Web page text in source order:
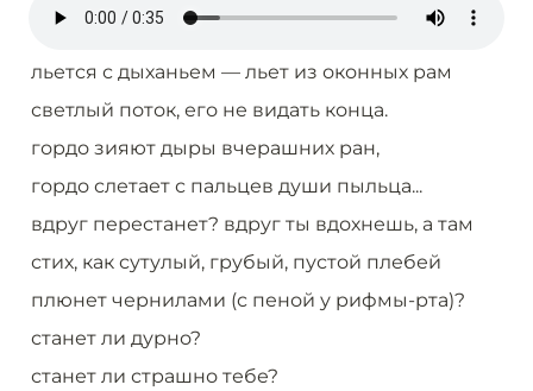
льется с дыханьем — льет из оконных рам
светлый поток, его не видать конца.
гордо зияют дыры вчерашних ран,
гордо слетает с пальцев души пыльца...
вдруг перестанет? вдруг ты вдохнешь, а там
стих, как сутулый, грубый, пустой плебей
плюнет чернилами (с пеной у рифмы-рта)?
станет ли дурно?
станет ли страшно тебе?